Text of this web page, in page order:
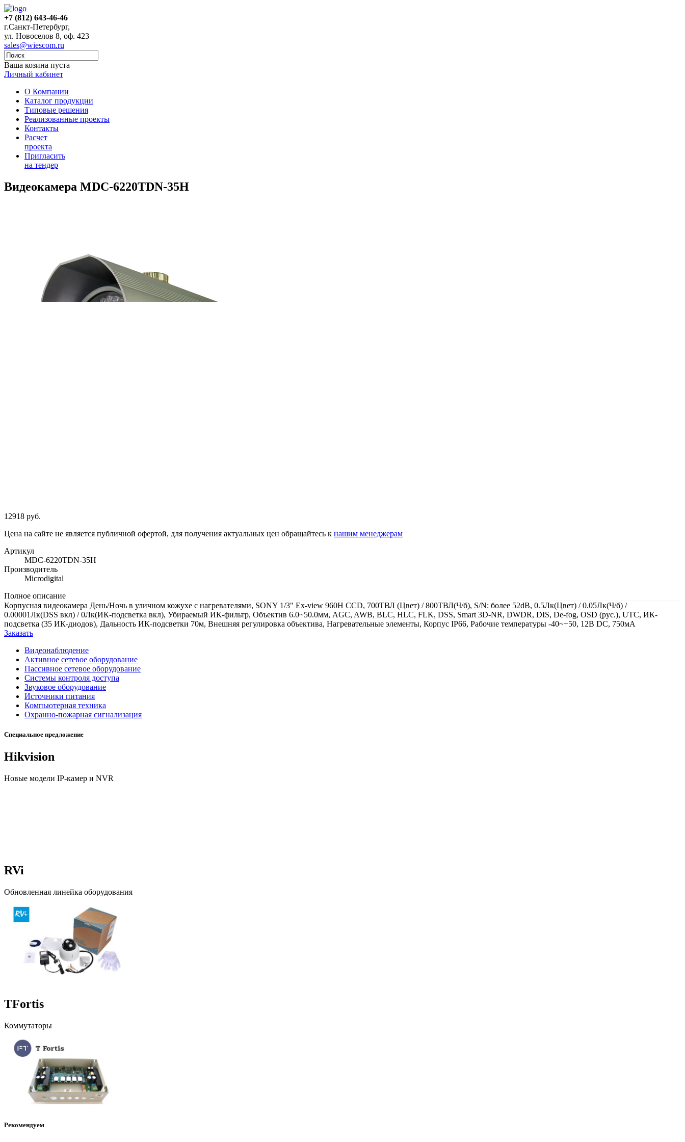
+7 (812) 643-46-46
г.Санкт-Петербург,
ул. Новоселов 8, оф. 423
sales@wiescom.ru
Ваша козина пуста
Личный кабинет
О Компании
Каталог продукции
Типовые решения
Реализованные проекты
Контакты
Расчет
проекта
Пригласить
на тендер
Видеокамера MDC-6220TDN-35Н
12918 руб.
Цена на сайте не является публичной офертой, для получения актуальных цен обращайтесь к нашим менеджерам
Артикул
MDC-6220TDN-35Н
Производитель
Microdigital
Полное описание
Корпусная видеокамера День/Ночь в уличном кожухе с нагревателями, SONY 1/3" Ex-view 960H CCD, 700ТВЛ (Цвет) / 800ТВЛ(Ч/б), S/N: более 52dB, 0.5Лк(Цвет) / 0.05Лк(Ч/б) /
0.00001Лк(DSS вкл) / 0Лк(ИК-подсветка вкл), Убираемый ИК-фильтр, Объектив 6.0~50.0мм, AGC, AWB, BLC, HLC, FLK, DSS, Smart 3D-NR, DWDR, DIS, De-fog, OSD (рус.), UTC, ИК-
подсветка (35 ИК-диодов), Дальность ИК-подсветки 70м, Внешняя регулировка объектива, Нагревательные элементы, Корпус IP66, Рабочие температуры -40~+50, 12В DC, 750мА
Заказать
Видеонаблюдение
Активное сетевое оборудование
Пассивное сетевое оборудование
Системы контроля доступа
Звуковое оборудование
Источники питания
Компьютерная техника
Охранно-пожарная сигнализация
Специальное предложение
Hikvision
Новые модели IP-камер и NVR
RVi
Обновленная линейка оборудования
TFortis
Коммутаторы
Рекомендуем